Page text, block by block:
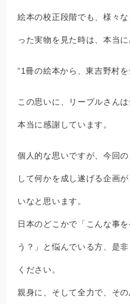
絵本の校正段階でも、様々
った実物を見た時は、本当に
“1冊の絵本から、東吉野村
この思いに、リーブルさん
本当に感謝しています。
個人的な思いですが、今回
して何かを成し遂げる企画
いなと思います。
日本のどこかで「こんな事
う？」と悩んでいる方、是
ください。
親身に、そして全力で、そ